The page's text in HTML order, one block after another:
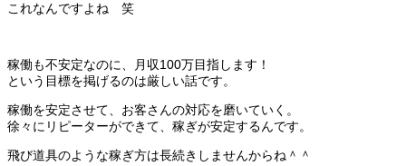
これなんですよね 笑
稼働も不安定なのに、月収100万目指します！
という目標を掲げるのは厳しい話です。
稼働を安定させて、お客さんの対応を磨いていく。
徐々にリピーターができて、稼ぎが安定するんです。
飛び道具のような稼ぎ方は長続きしませんからね＾＾